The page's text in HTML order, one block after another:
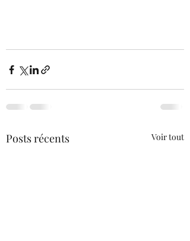
Posts récents Voir tout